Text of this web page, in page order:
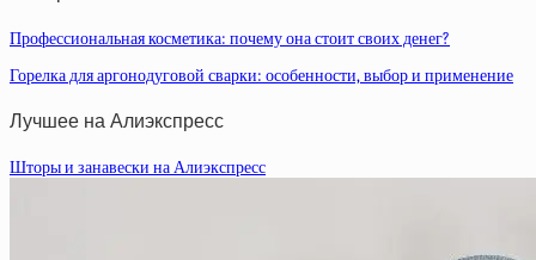
Профессиональная косметика: почему она стоит своих денег?
Горелка для аргонодуговой сварки: особенности, выбор и применение
Лучшее на Алиэкспресс
Шторы и занавески на Алиэкспресс